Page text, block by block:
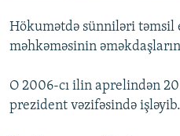
FOTOQALEREYA
KARIKATURA
OXU ZALI
İSLAM VƏ DEMOKRATIYA
HAQQIMIZDA
PEŞƏ ETIKASI VƏ JURNALISTIKA
BIZI IZLƏ
Hökumətdə sünniləri təmsil
məhkəməsinin
O 2006-cı ilin aprelindən
prezident vəzifəsində işləyib.